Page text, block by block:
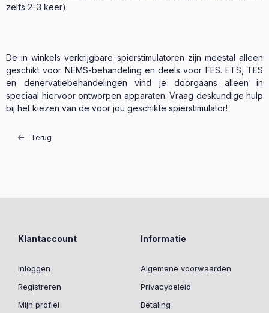
zelfs 2–3 keer).
De in winkels verkrijgbare spierstimulatoren zijn meestal alleen
geschikt voor NEMS-behandeling en deels voor FES. ETS, TES
en denervatiebehandelingen vind je doorgaans alleen in
speciaal hiervoor ontworpen apparaten. Vraag deskundige hulp
bij het kiezen van de voor jou geschikte spierstimulator!
Terug
Klantaccount
Inloggen
Registreren
Mijn profiel
Informatie
Algemene voorwaarden
Privacybeleid
Betaling